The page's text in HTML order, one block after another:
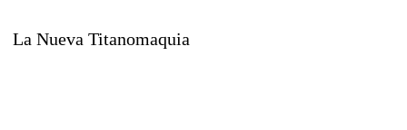
La Nueva Titanomaquia